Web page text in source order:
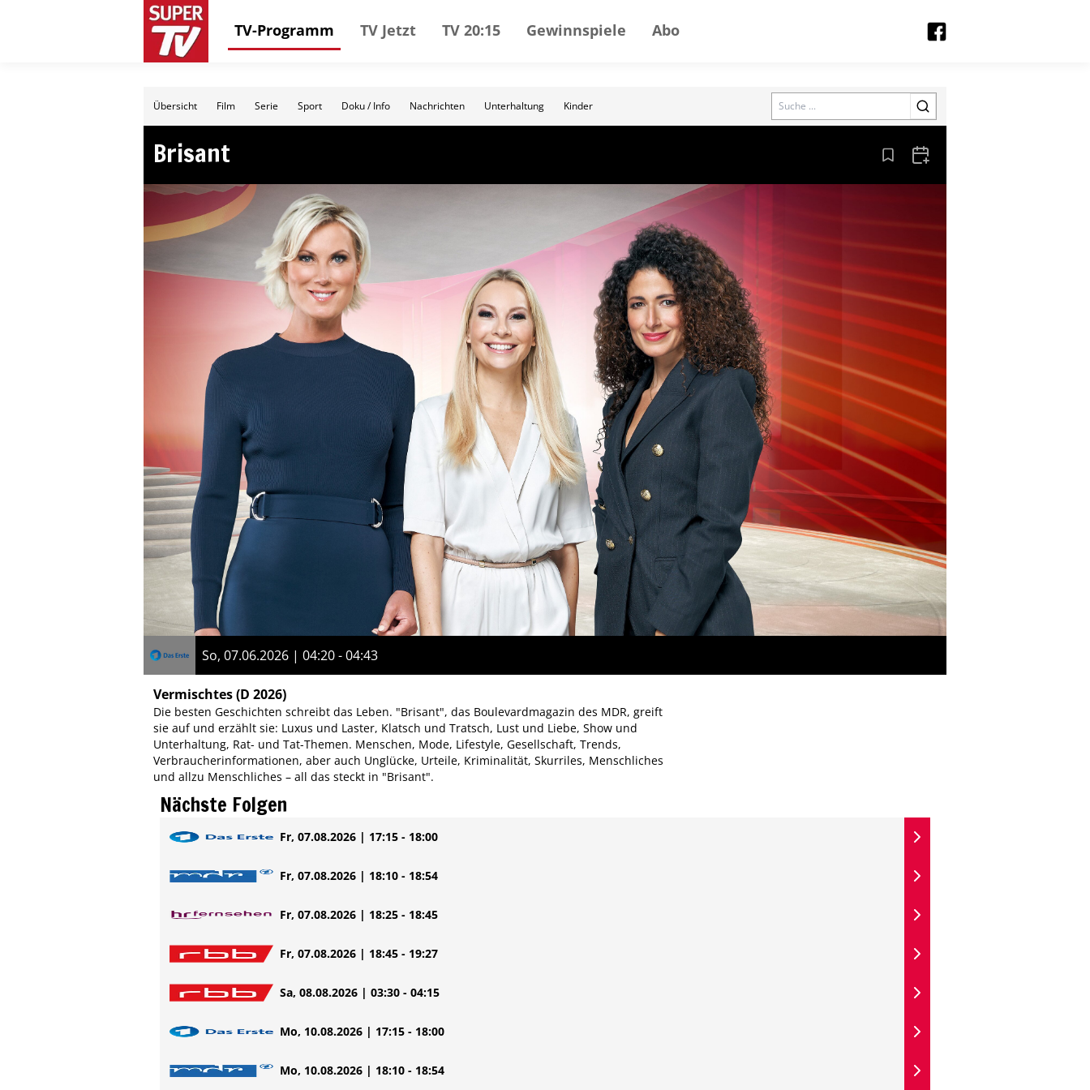
TV-Programm TV Jetzt TV 20:15 Gewinnspiele Abo
Übersicht Film Serie Sport Doku / Info Nachrichten Unterhaltung Kinder Search
Brisant Aus den Lesezeichen entfernen
Zum Kalender hinzufügen
So, 07.06.2026 | 04:20 - 04:43
Vermischtes(D 2026)
Die besten Geschichten schreibt das Leben. "Brisant", das Boulevardmagazin des MDR, greift
sie auf und erzählt sie: Luxus und Laster, Klatsch und Tratsch, Lust und Liebe, Show und
Unterhaltung, Rat- und Tat-Themen. Menschen, Mode, Lifestyle, Gesellschaft, Trends,
Verbraucherinformationen, aber auch Unglücke, Urteile, Kriminalität, Skurriles, Menschliches
und allzu Menschliches – all das steckt in "Brisant".
Nächste Folgen
Fr, 07.08.2026 | 17:15 - 18:00
Fr, 07.08.2026 | 18:10 - 18:54
Fr, 07.08.2026 | 18:25 - 18:45
Fr, 07.08.2026 | 18:45 - 19:27
Sa, 08.08.2026 | 03:30 - 04:15
Mo, 10.08.2026 | 17:15 - 18:00
Mo, 10.08.2026 | 18:10 - 18:54